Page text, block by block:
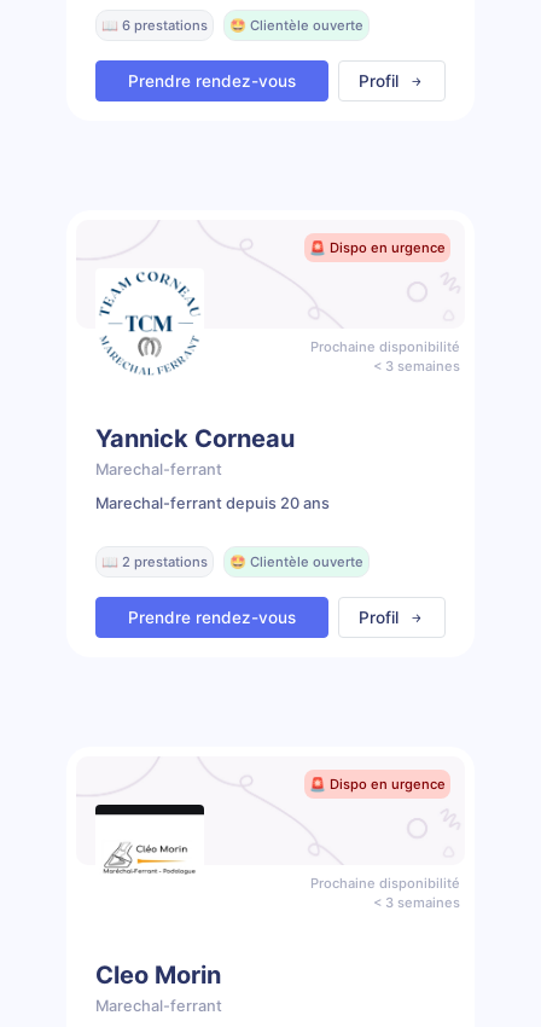
📖 6 prestations 🤩 Clientèle ouverte
Prendre rendez-vous Profil
🚨 Dispo en urgence
Prochaine disponibilité
< 3 semaines
Yannick Corneau
Marechal-ferrant
Marechal-ferrant depuis 20 ans
📖 2 prestations 🤩 Clientèle ouverte
Prendre rendez-vous Profil
🚨 Dispo en urgence
Prochaine disponibilité
< 3 semaines
Cleo Morin
Marechal-ferrant